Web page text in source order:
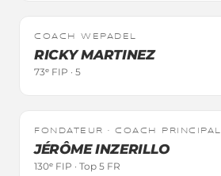
COACH WEPADEL
RICKY MARTINEZ
73ᵉ FIP · 5
FONDATEUR · COACH PRINCIPAL
JÉRÔME INZERILLO
130ᵉ FIP · Top 5 FR